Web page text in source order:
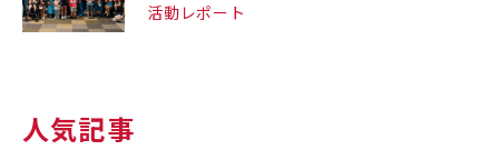
活動レポート
人気記事